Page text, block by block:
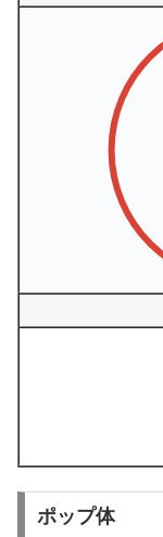
ポップ体